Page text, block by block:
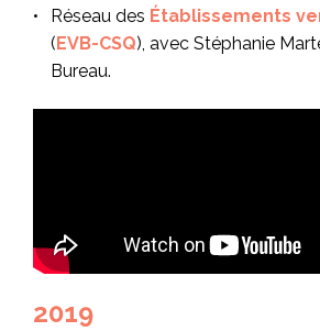
Réseau des Établissements
(EVB-CSQ), avec Stéphanie
Bureau.
2019